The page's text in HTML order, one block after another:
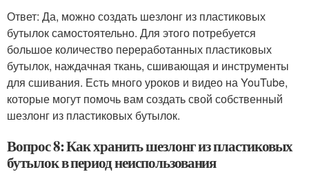
Ответ: Да, можно создать шезлонг из пластиковых
бутылок самостоятельно. Для этого потребуется
большое количество переработанных пластиковых
бутылок, наждачная ткань, сшивающая и инструменты
для сшивания. Есть много уроков и видео на YouTube,
которые могут помочь вам создать свой собственный
шезлонг из пластиковых бутылок.
Вопрос 8: Как хранить шезлонг из пластиковых
бутылок в период неиспользования